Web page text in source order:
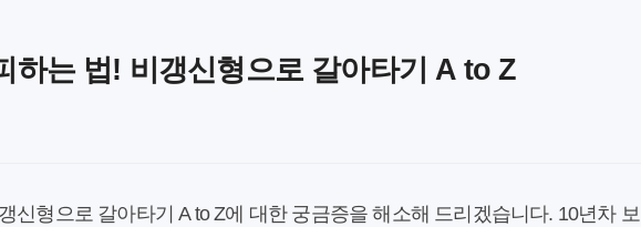
하는 법! 비갱신형으로 갈아타기 A to Z
신형으로 갈아타기 A to Z에 대한 궁금증을 해소해 드리겠습니다. 10년차 보